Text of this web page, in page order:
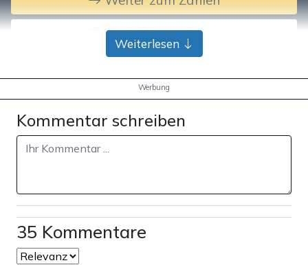
Bank-Überweisung
Weiterlesen
Werbung
Kommentar schreiben
35 Kommentare